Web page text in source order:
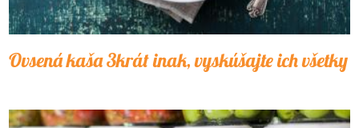
Ovsená kaša 3krát inak, vyskúšajte ich všetky